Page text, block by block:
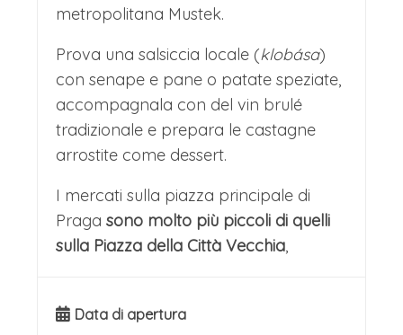
metropolitana Mustek.
Prova una salsiccia locale (klobása)
con senape e pane o patate speziate,
accompagnala con del vin brulé
tradizionale e prepara le castagne
arrostite come dessert.
I mercati sulla piazza principale di
Praga sono molto più piccoli di quelli
sulla Piazza della Città Vecchia,
Data di apertura